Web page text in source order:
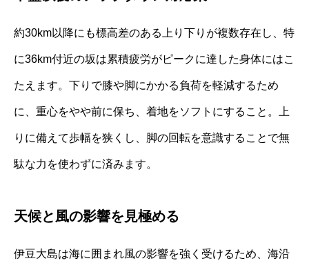
約30km以降にも標高差のある上り下りが複数存在し、特
に36km付近の坂は累積疲労がピークに達した身体にはこ
たえます。下りで膝や脚にかかる負荷を軽減するため
に、重心をやや前に保ち、着地をソフトにすること。上
りに備えて歩幅を狭くし、脚の回転を意識することで無
駄な力を使わずに済みます。
天候と風の影響を見極める
伊豆大島は海に囲まれ風の影響を強く受けるため、海沿